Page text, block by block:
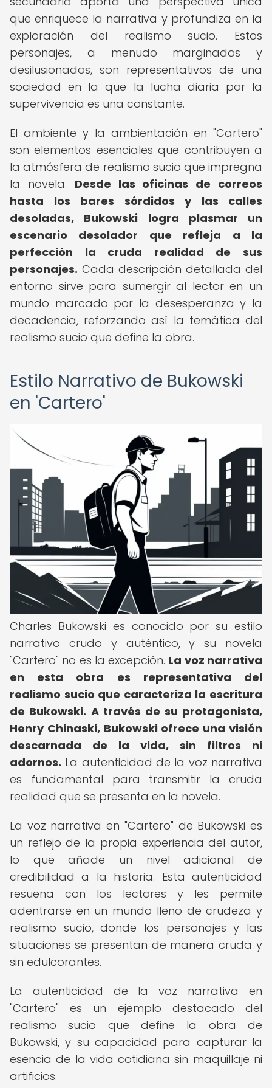
que enriquece la narrativa y profundiza en la
exploración del realismo sucio. Estos
personajes, a menudo marginados y
desilusionados, son representativos de una
sociedad en la que la lucha diaria por la
supervivencia es una constante.
El ambiente y la ambientación en "Cartero"
son elementos esenciales que contribuyen a
la atmósfera de realismo sucio que impregna
la novela. Desde las oficinas de correos
hasta los bares sórdidos y las calles
desoladas, Bukowski logra plasmar un
escenario desolador que refleja a la
perfección la cruda realidad de sus
personajes. Cada descripción detallada del
entorno sirve para sumergir al lector en un
mundo marcado por la desesperanza y la
decadencia, reforzando así la temática del
realismo sucio que define la obra.
Estilo Narrativo de Bukowski
en 'Cartero'
Charles Bukowski es conocido por su estilo
narrativo crudo y auténtico, y su novela
"Cartero" no es la excepción. La voz narrativa
en esta obra es representativa del
realismo sucio que caracteriza la escritura
de Bukowski. A través de su protagonista,
Henry Chinaski, Bukowski ofrece una visión
descarnada de la vida, sin filtros ni
adornos. La autenticidad de la voz narrativa
es fundamental para transmitir la cruda
realidad que se presenta en la novela.
La voz narrativa en "Cartero" de Bukowski es
un reflejo de la propia experiencia del autor,
lo que añade un nivel adicional de
credibilidad a la historia. Esta autenticidad
resuena con los lectores y les permite
adentrarse en un mundo lleno de crudeza y
realismo sucio, donde los personajes y las
situaciones se presentan de manera cruda y
sin edulcorantes.
La autenticidad de la voz narrativa en
"Cartero" es un ejemplo destacado del
realismo sucio que define la obra de
Bukowski, y su capacidad para capturar la
esencia de la vida cotidiana sin maquillaje ni
artificios.